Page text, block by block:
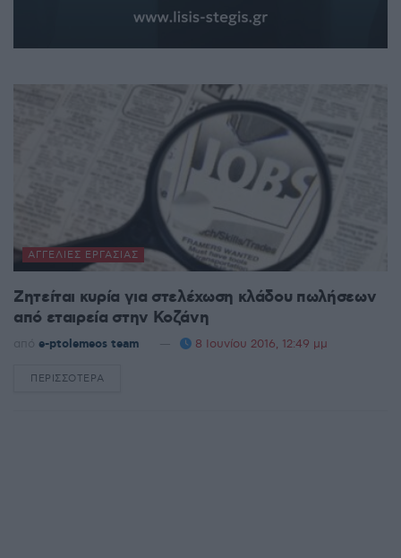
ΑΓΓΕΛΊΕΣ ΕΡΓΑΣΊΑΣ
Ζητείται κυρία για στελέχωση κλάδου πωλήσεων
από εταιρεία στην Κοζάνη
από e-ptolemeos team 8 Ιουνίου 2016, 12:49 μμ
ΠΕΡΙΣΣΌΤΕΡΑ